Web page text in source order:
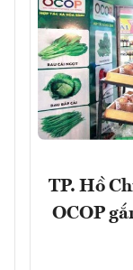
TP. Hồ
OCOP